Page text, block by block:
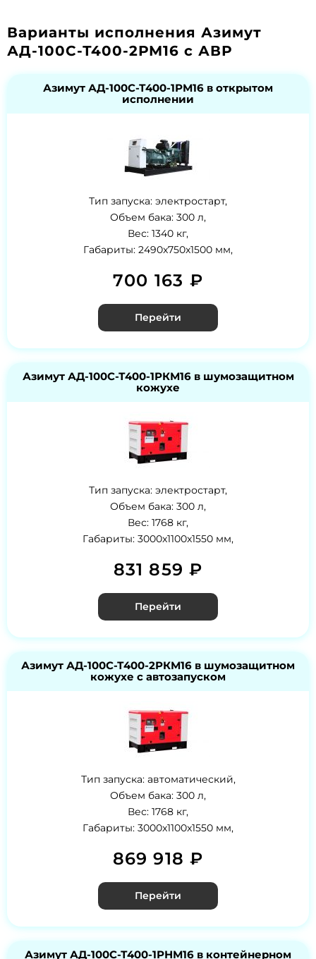
Варианты исполнения Азимут
АД-100С-Т400-2РМ16 с АВР
Азимут АД-100С-Т400-1РМ16 в открытом
исполнении
Тип запуска: электростарт,
Объем бака: 300 л,
Вес: 1340 кг,
Габариты: 2490x750x1500 мм,
700 163 ₽
Перейти
Азимут АД-100С-Т400-1РКМ16 в шумозащитном
кожухе
Тип запуска: электростарт,
Объем бака: 300 л,
Вес: 1768 кг,
Габариты: 3000x1100x1550 мм,
831 859 ₽
Перейти
Азимут АД-100С-Т400-2РКМ16 в шумозащитном
кожухе с автозапуском
Тип запуска: автоматический,
Объем бака: 300 л,
Вес: 1768 кг,
Габариты: 3000x1100x1550 мм,
869 918 ₽
Перейти
Азимут АД-100С-Т400-1РНМ16 в контейнерном